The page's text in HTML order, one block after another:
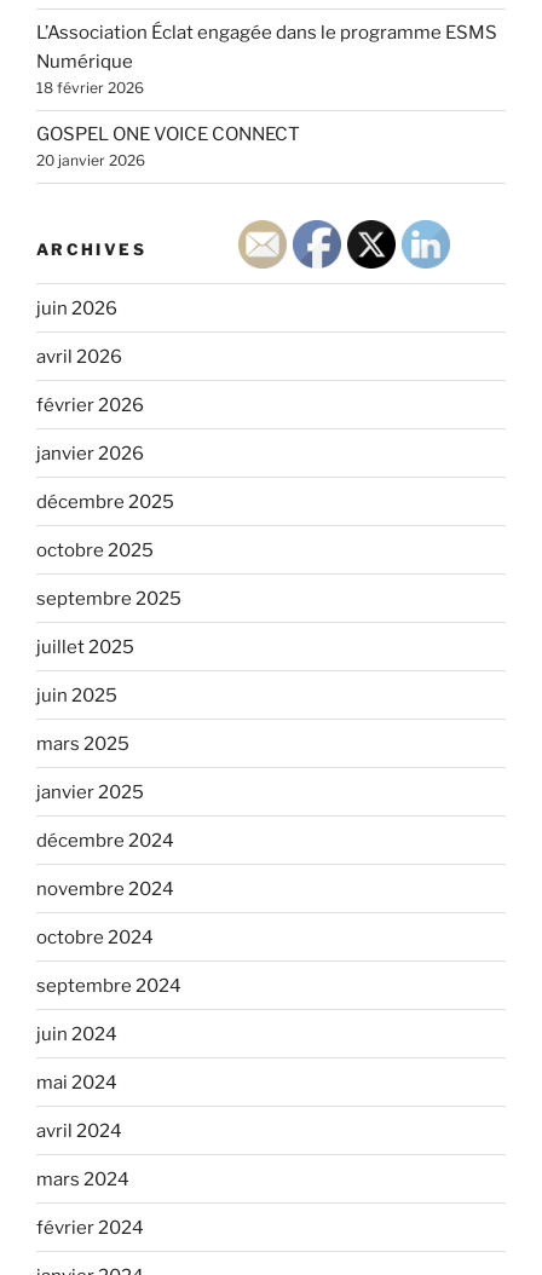
L’Association Éclat engagée dans le programme ESMS
Numérique
18 février 2026
GOSPEL ONE VOICE CONNECT
20 janvier 2026
ARCHIVES
juin 2026
avril 2026
février 2026
janvier 2026
décembre 2025
octobre 2025
septembre 2025
juillet 2025
juin 2025
mars 2025
janvier 2025
décembre 2024
novembre 2024
octobre 2024
septembre 2024
juin 2024
mai 2024
avril 2024
mars 2024
février 2024